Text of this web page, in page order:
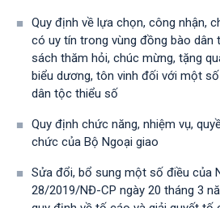
Quy định về lựa chọn, công nhận,
có uy tín trong vùng đồng bào dân
sách thăm hỏi, chúc mừng, tặng
biểu dương, tôn vinh đối với một
dân tộc thiểu số
Quy định chức năng, nhiệm vụ,
chức của Bộ Ngoại giao
Sửa đổi, bổ sung một số điều của
28/2019/NĐ-CР ngày 20 tháng 3